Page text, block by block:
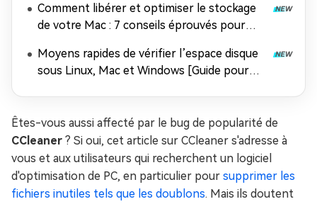
Comment libérer et optimiser le stockage
de votre Mac : 7 conseils éprouvés pour
Moyens rapides de vérifier l’espace disque
sous Linux, Mac et Windows [Guide pour
Êtes-vous aussi affecté par le bug de popularité de
CCleaner ? Si oui, cet article sur CCleaner s'adresse à
vous et aux utilisateurs qui recherchent un logiciel
d'optimisation de PC, en particulier pour supprimer les
fichiers inutiles tels que les doublons. Mais ils doutent